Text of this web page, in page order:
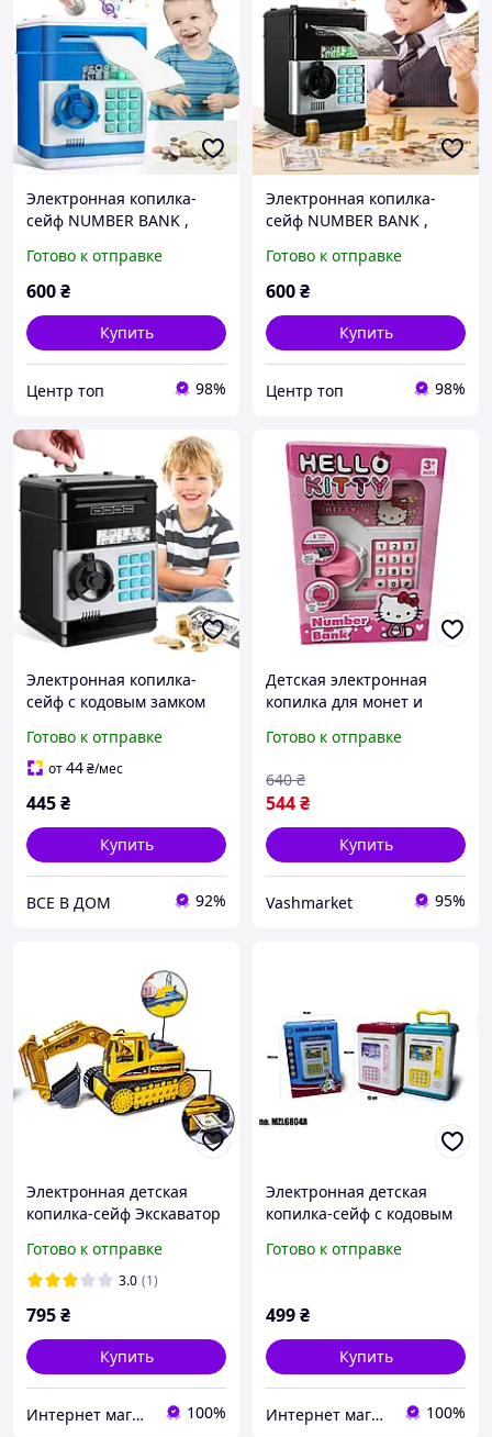
Электронная копилка-
сейф NUMBER BANK ,
замком и
купюроприемником,
голубой
Готово к отправке
600₴
Купить
Центр топ 98%
Электронная копилка-
сейф NUMBER BANK ,
замком и
купюроприемником,
черный
Готово к отправке
600₴
Купить
Центр топ 98%
Электронная копилка-
сейф с кодовым замком
Готово к отправке
от44₴/мес
445₴
Купить
ВСЕ В ДОМ 92%
Детская электронная
копилка для монет и
с кодовым замком
сейф с кодовым замком
Готово к отправке
544₴
640 ₴
Купить
Vashmarket 95%
Электронная детская
копилка-сейф Экскаватор
Готово к отправке
3.0 (1)
795₴
Купить
Интернет магазин "Zabawki" 100%
Электронная детская
копилка-сейф с кодовым
Готово к отправке
499₴
Купить
Интернет магазин "Zabawki" 100%